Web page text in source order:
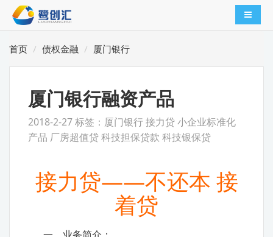
导航切
首页 债权金融 厦门银行
厦门银行融资产品
2018-2-27 标签：厦门银行 接力贷 小企业标准化
产品 厂房超值贷 科技担保贷款 科技银保贷
接力贷——不还本 接
着贷